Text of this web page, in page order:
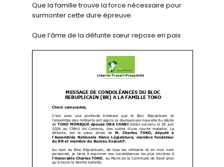
Que la famille trouve la force nécessaire pour
surmonter cette dure épreuve.
Que l’âme de la défunte sœur repose en paix